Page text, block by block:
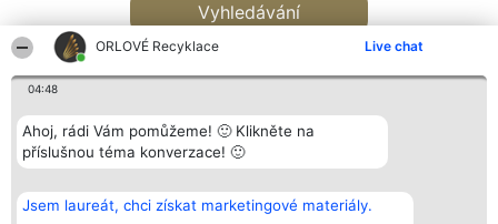
ORLOVÉ Recyklace Live chat
04:48
Ahoj, rádi Vám pomůžeme! 🙂 Klikněte na
příslušnou téma konverzace! 🙂
Jsem laureát, chci získat marketingové materiály.
Vyhledávání
Bright Side Solutions sp. z o.
o. sp. k.
Vítězové
Seznam všech
Kontakt